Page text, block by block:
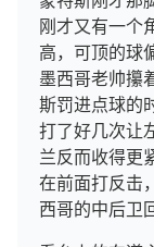
刚才又有一个
高，可顶的球
墨西哥老帅攥
斯罚进点球的
打了好几次让
兰反而收得更
在前面打反击
西哥的中后卫